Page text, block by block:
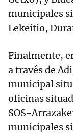
municipales
Lekeitio,
Finalmente,
a través de
municipal
oficinas
SOS-
municipales